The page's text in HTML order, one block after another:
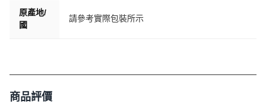
原產地/
國
請參考實際包裝所示
商品評價